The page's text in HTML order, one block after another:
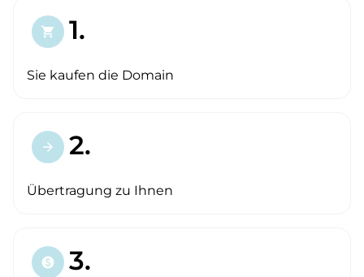
shopping_cart 1.
Sie kaufen die Domain
arrow_forward 2.
Übertragung zu Ihnen
paid 3.